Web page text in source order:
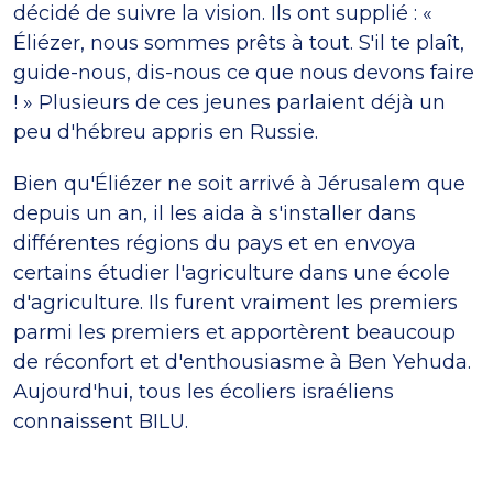
décidé de suivre la vision. Ils ont supplié : «
Éliézer, nous sommes prêts à tout. S'il te plaît,
guide-nous, dis-nous ce que nous devons faire
! » Plusieurs de ces jeunes parlaient déjà un
peu d'hébreu appris en Russie.
Bien qu'Éliézer ne soit arrivé à Jérusalem que
depuis un an, il les aida à s'installer dans
différentes régions du pays et en envoya
certains étudier l'agriculture dans une école
d'agriculture. Ils furent vraiment les premiers
parmi les premiers et apportèrent beaucoup
de réconfort et d'enthousiasme à Ben Yehuda.
Aujourd'hui, tous les écoliers israéliens
connaissent BILU.